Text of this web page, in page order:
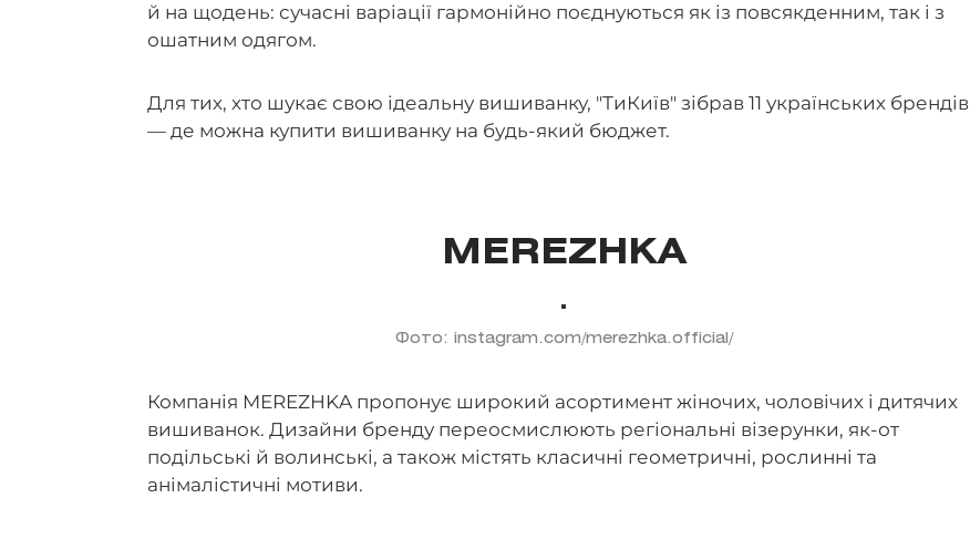
й на щодень: сучасні варіації гармонійно поєднуються як із повсякденним, так і з
ошатним одягом.
Для тих, хто шукає свою ідеальну вишиванку, "ТиКиїв" зібрав 11 українських брендів
— де можна купити вишиванку на будь-який бюджет.
MEREZHKA
Фото: instagram.com/merezhka.official/
Компанія MEREZHKA пропонує широкий асортимент жіночих, чоловічих і дитячих
вишиванок. Дизайни бренду переосмислюють регіональні візерунки, як-от
подільські й волинські, а також містять класичні геометричні, рослинні та
анімалістичні мотиви.